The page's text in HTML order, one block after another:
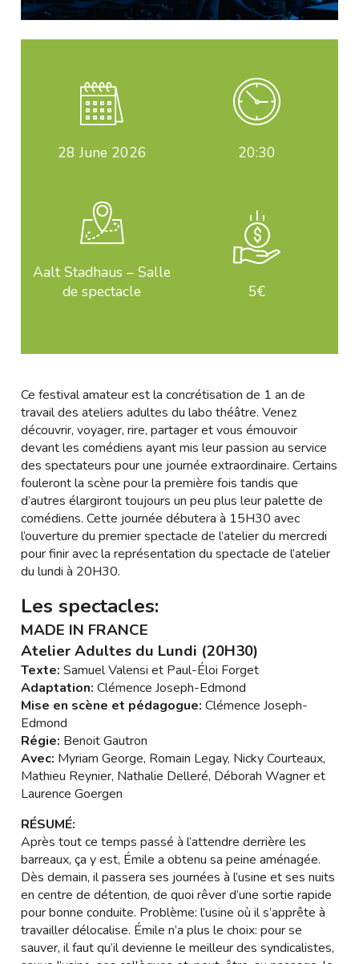
28 June 2026 20:30
Aalt Stadhaus – Salle
de spectacle
5€
Ce festival amateur est la concrétisation de 1 an de
travail des ateliers adultes du labo théâtre. Venez
découvrir, voyager, rire, partager et vous émouvoir
devant les comédiens ayant mis leur passion au service
des spectateurs pour une journée extraordinaire. Certains
fouleront la scène pour la première fois tandis que
d’autres élargiront toujours un peu plus leur palette de
comédiens. Cette journée débutera à 15H30 avec
l’ouverture du premier spectacle de l’atelier du mercredi
pour finir avec la représentation du spectacle de l’atelier
du lundi à 20H30.
Les spectacles:
MADE IN FRANCE
Atelier Adultes du Lundi (20H30)
Texte: Samuel Valensi et Paul-Éloi Forget
Adaptation: Clémence Joseph-Edmond
Mise en scène et pédagogue: Clémence Joseph-
Edmond
Régie: Benoit Gautron
Avec: Myriam George, Romain Legay, Nicky Courteaux,
Mathieu Reynier, Nathalie Delleré, Déborah Wagner et
Laurence Goergen
RÉSUMÉ:
Après tout ce temps passé à l’attendre derrière les
barreaux, ça y est, Émile a obtenu sa peine aménagée.
Dès demain, il passera ses journées à l’usine et ses nuits
en centre de détention, de quoi rêver d’une sortie rapide
pour bonne conduite. Problème: l’usine où il s’apprête à
travailler délocalise. Émile n’a plus le choix: pour se
sauver, il faut qu’il devienne le meilleur des syndicalistes,